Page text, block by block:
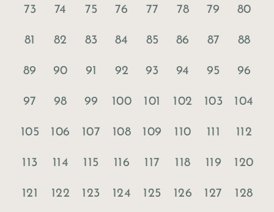
73 74 75 76 77 78 79 80
81 82 83 84 85 86 87 88
89 90 91 92 93 94 95 96
97 98 99 100 101 102 103 104
105 106 107 108 109 110 111 112
113 114 115 116 117 118 119 120
121 122 123 124 125 126 127 128